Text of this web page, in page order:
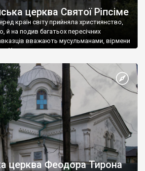
церква Святої Ріпсіме
країн світу прийняла християнство,
й на подив багатьох пересічних
вважають мусульманами, вірмени
Христа
церква Феодора Тирона